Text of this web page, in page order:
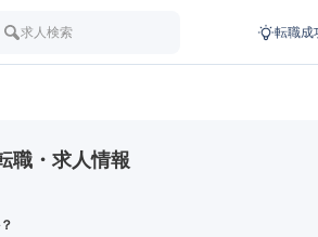
求人検索 転職成
職・求人情報